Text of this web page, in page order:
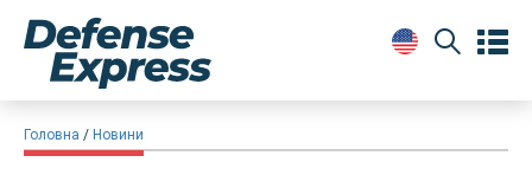
Головна Новини